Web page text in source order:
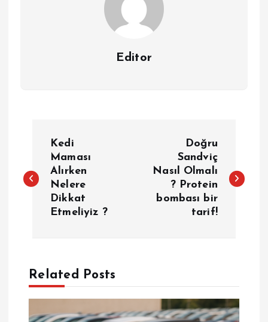
Editor
z
e
z
Kedi
Maması
Alırken
Nelere
Dikkat
Etmeliyiz ?
Doğru
Sandviç
Nasıl Olmalı
? Protein
bombası bir
tarif!
Related Posts